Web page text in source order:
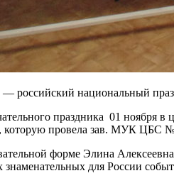
российский национальный
праздника 01 ноября
которую провела зав. МУК ЦБС
форме Элина
знаменательных для России